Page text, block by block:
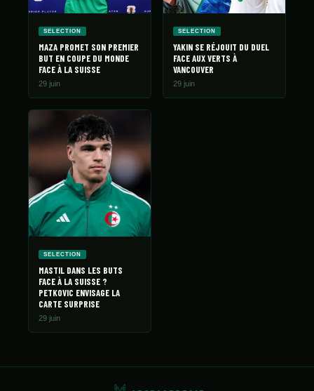
SELECTION
MAZA PROMET SON PREMIER
BUT EN COUPE DU MONDE
FACE À LA SUISSE
29 juin
SELECTION
YAKIN SE RÉJOUIT DU DUEL
FACE AUX VERTS À
VANCOUVER
29 juin
SELECTION
MASTIL DANS LES BUTS
FACE À LA SUISSE ?
PETKOVIC ENVISAGE LA
CARTE SURPRISE
29 juin